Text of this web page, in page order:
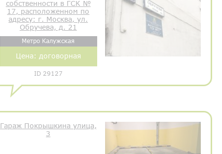
собственности в ГСК №
17, расположенном по
адресу: г. Москва, ул.
Обручева, д. 21
Метро Калужская
Цена: договорная
ID 29127
Гараж Покрышкина улица,
3